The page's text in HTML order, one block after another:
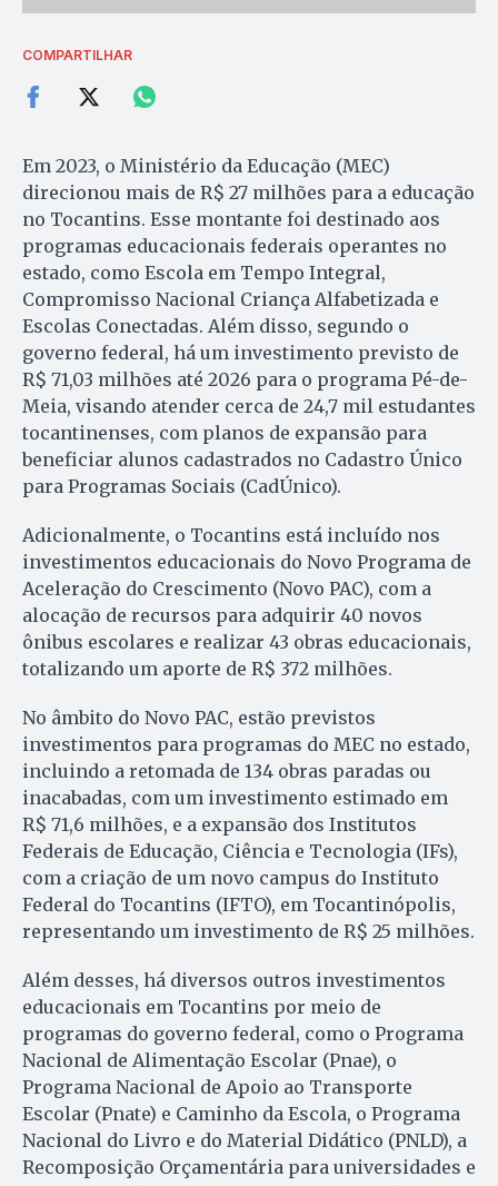
COMPARTILHAR
Em 2023, o Ministério da Educação (MEC)
direcionou mais de R$ 27 milhões para a educação
no Tocantins. Esse montante foi destinado aos
programas educacionais federais operantes no
estado, como Escola em Tempo Integral,
Compromisso Nacional Criança Alfabetizada e
Escolas Conectadas. Além disso, segundo o
governo federal, há um investimento previsto de
R$ 71,03 milhões até 2026 para o programa Pé-de-
Meia, visando atender cerca de 24,7 mil estudantes
tocantinenses, com planos de expansão para
beneficiar alunos cadastrados no Cadastro Único
para Programas Sociais (CadÚnico).
Adicionalmente, o Tocantins está incluído nos
investimentos educacionais do Novo Programa de
Aceleração do Crescimento (Novo PAC), com a
alocação de recursos para adquirir 40 novos
ônibus escolares e realizar 43 obras educacionais,
totalizando um aporte de R$ 372 milhões.
No âmbito do Novo PAC, estão previstos
investimentos para programas do MEC no estado,
incluindo a retomada de 134 obras paradas ou
inacabadas, com um investimento estimado em
R$ 71,6 milhões, e a expansão dos Institutos
Federais de Educação, Ciência e Tecnologia (IFs),
com a criação de um novo campus do Instituto
Federal do Tocantins (IFTO), em Tocantinópolis,
representando um investimento de R$ 25 milhões.
Além desses, há diversos outros investimentos
educacionais em Tocantins por meio de
programas do governo federal, como o Programa
Nacional de Alimentação Escolar (Pnae), o
Programa Nacional de Apoio ao Transporte
Escolar (Pnate) e Caminho da Escola, o Programa
Nacional do Livro e do Material Didático (PNLD), a
Recomposição Orçamentária para universidades e